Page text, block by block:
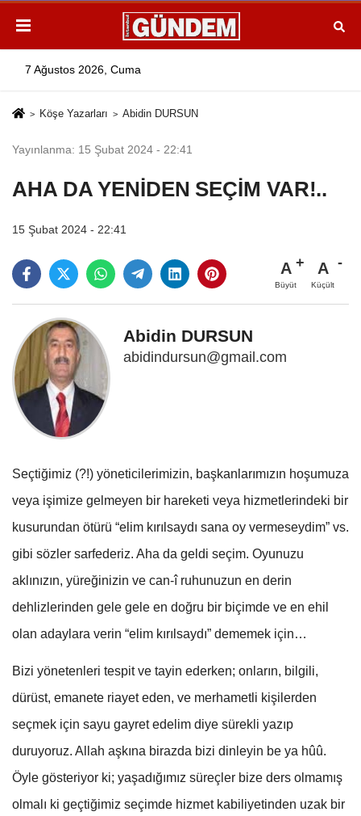
7 Ağustos 2026, Cuma
Köşe Yazarları Abidin DURSUN
Yayınlanma: 15 Şubat 2024 - 22:41
AHA DA YENİDEN SEÇİM VAR!..
15 Şubat 2024 - 22:41
A
Büyüt
A
Küçült
Abidin DURSUN
abidindursun@gmail.com
Seçtiğimiz (?!) yöneticilerimizin, başkanlarımızın hoşumuza
veya işimize gelmeyen bir hareketi veya hizmetlerindeki bir
kusurundan ötürü “elim kırılsaydı sana oy vermeseydim” vs.
gibi sözler sarfederiz. Aha da geldi seçim. Oyunuzu
aklınızın, yüreğinizin ve can-î ruhunuzun en derin
dehlizlerinden gele gele en doğru bir biçimde ve en ehil
olan adaylara verin “elim kırılsaydı” dememek için…
Bizi yönetenleri tespit ve tayin ederken; onların, bilgili,
dürüst, emanete riayet eden, ve merhametli kişilerden
seçmek için sayu gayret edelim diye sürekli yazıp
duruyoruz. Allah aşkına birazda bizi dinleyin be ya hûû.
Öyle gösteriyor ki; yaşadığımız süreçler bize ders olmamış
olmalı ki geçtiğimiz seçimde hizmet kabiliyetinden uzak bir